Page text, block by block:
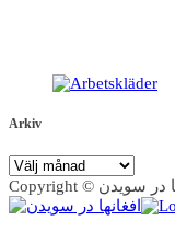
Arkiv
Arkiv